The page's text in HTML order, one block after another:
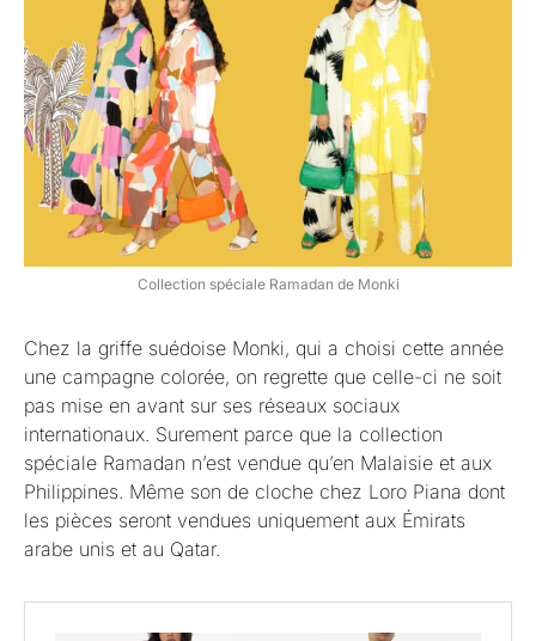
Collection spéciale Ramadan de Monki
Chez la griffe suédoise Monki, qui a choisi cette année
une campagne colorée, on regrette que celle-ci ne soit
pas mise en avant sur ses réseaux sociaux
internationaux. Surement parce que la collection
spéciale Ramadan n’est vendue qu’en Malaisie et aux
Philippines. Même son de cloche chez Loro Piana dont
les pièces seront vendues uniquement aux Émirats
arabe unis et au Qatar.